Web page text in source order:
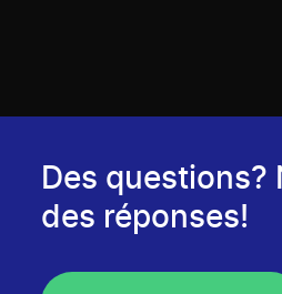
Des questions?
des réponses!